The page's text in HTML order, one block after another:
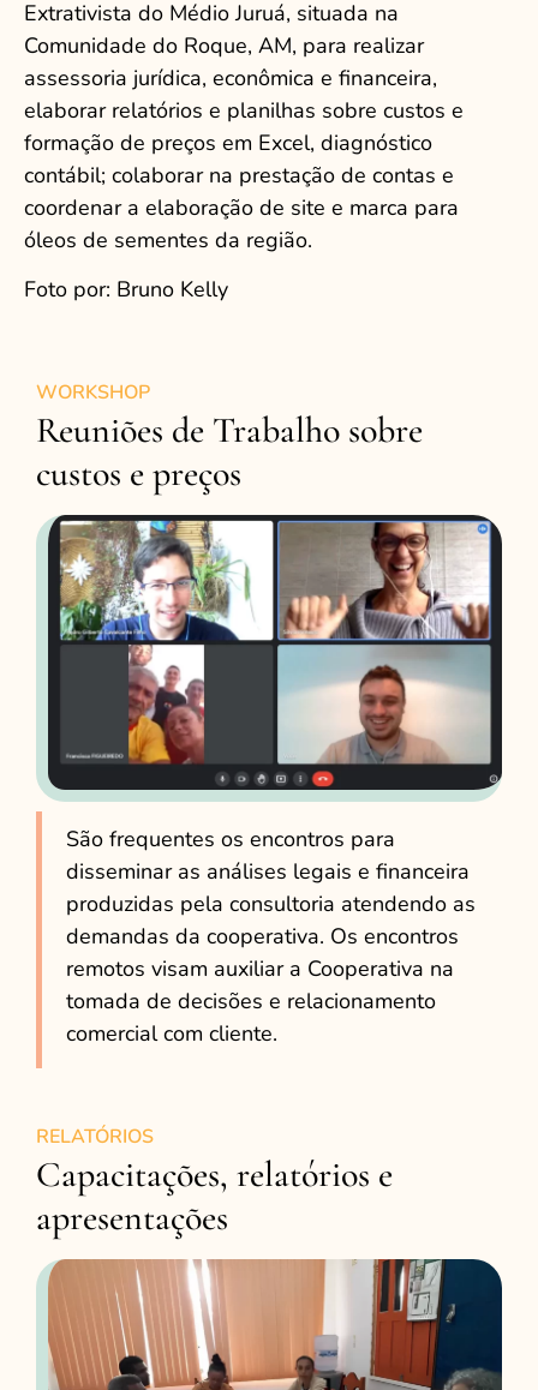
Extrativista do Médio Juruá, situada na
Comunidade do Roque, AM, para realizar
assessoria jurídica, econômica e financeira,
elaborar relatórios e planilhas sobre custos e
formação de preços em Excel, diagnóstico
contábil; colaborar na prestação de contas e
coordenar a elaboração de site e marca para
óleos de sementes da região.
Foto por: Bruno Kelly
WORKSHOP
Reuniões de Trabalho sobre
custos e preços
São frequentes os encontros para
disseminar as análises legais e financeira
produzidas pela consultoria atendendo as
demandas da cooperativa. Os encontros
remotos visam auxiliar a Cooperativa na
tomada de decisões e relacionamento
comercial com cliente.
RELATÓRIOS
Capacitações, relatórios e
apresentações